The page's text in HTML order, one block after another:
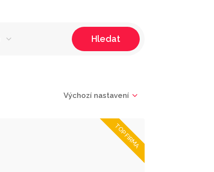
Hledat
Výchozí nastavení
TOP FIRMA